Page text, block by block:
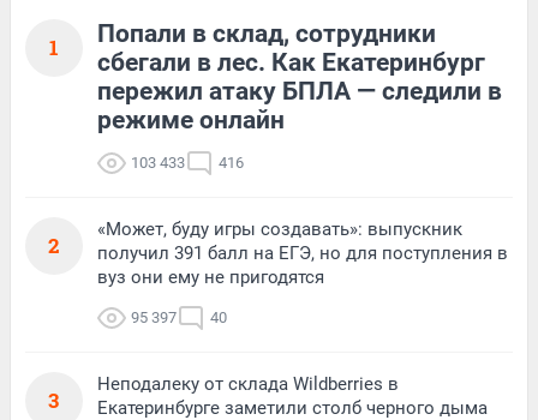
1
Попали в склад, сотрудники
сбегали в лес. Как Екатеринбург
пережил атаку БПЛА — следили в
режиме онлайн
103 433 416
2
«Может, буду игры создавать»: выпускник
получил 391 балл на ЕГЭ, но для поступления в
вуз они ему не пригодятся
95 397 40
3
Неподалеку от склада Wildberries в
Екатеринбурге заметили столб черного дыма